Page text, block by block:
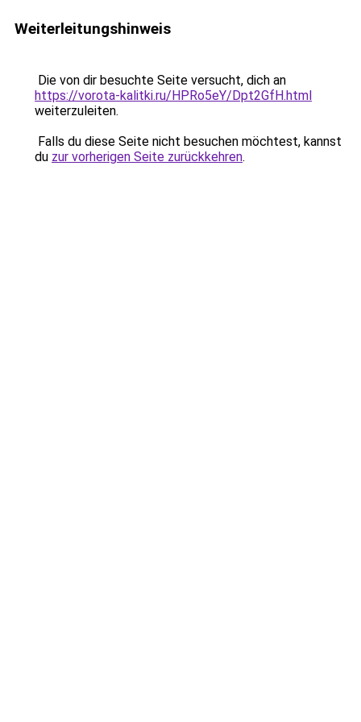
Weiterleitungshinweis
Die von dir besuchte Seite versucht, dich an
https://vorota-kalitki.ru/HPRo5eY/Dpt2GfH.html
weiterzuleiten.
Falls du diese Seite nicht besuchen möchtest, kannst
du zur vorherigen Seite zurückkehren.